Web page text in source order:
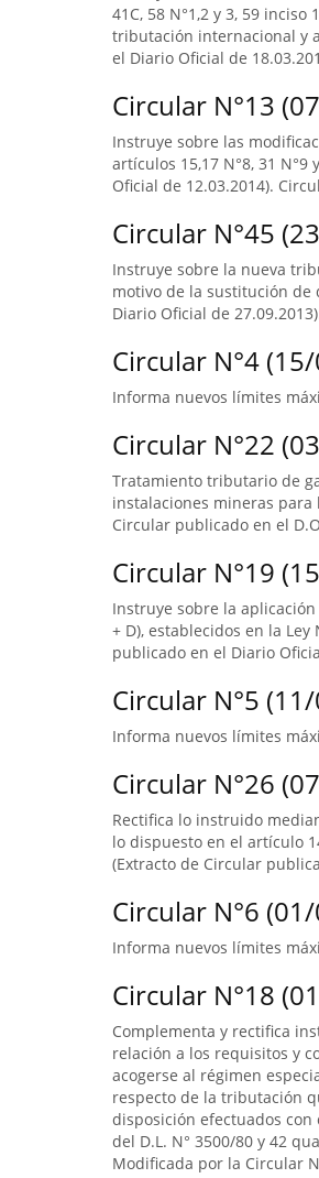
41C, 58 N°1,2 y 3, 59
tributación internacional y
el Diario Oficial de
Circular N°13
Instruye sobre las
artículos 15,17 N°8, 31
Oficial de 12.03.2014).
Circular N°45
Instruye sobre la nueva
motivo de la sustitución de
Diario Oficial de
Circular N°4
Informa nuevos límites
Circular N°22
Tratamiento tributario de
instalaciones mineras para
Circular publicado en el
Circular N°19
Instruye sobre la
+ D), establecidos en la Ley
publicado en el Diario
Circular N°5
Informa nuevos límites
Circular N°26
Rectifica lo instruido
lo dispuesto en el artículo
(Extracto de Circular
Circular N°6
Informa nuevos límites
Circular N°18
Complementa y rectifica
relación a los requisitos y
acogerse al régimen
respecto de la tributación
disposición efectuados
del D.L. N° 3500/80 y 42
Modificada por la Circular